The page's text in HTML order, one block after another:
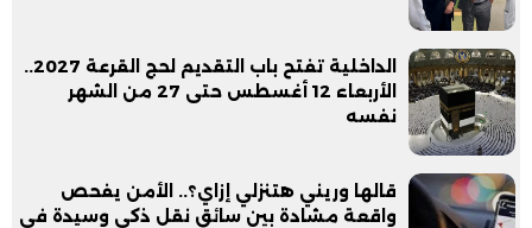
الداخلية تفتح باب التقديم لحج القرعة 2027..
الأربعاء 12 أغسطس حتى 27 من الشهر
نفسه
قالها وريني هتنزلي إزاي؟.. الأمن يفحص
واقعة مشادة بين سائق نقل ذكي وسيدة في